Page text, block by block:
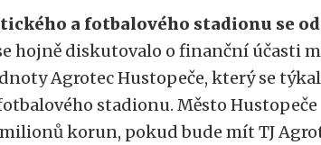
a fotbalového stadionu se
hojně diskutovalo o finanční účasti
Agrotec Hustopeče, který se týkal
stadionu. Město Hustopeče
korun, pokud bude mít TJ